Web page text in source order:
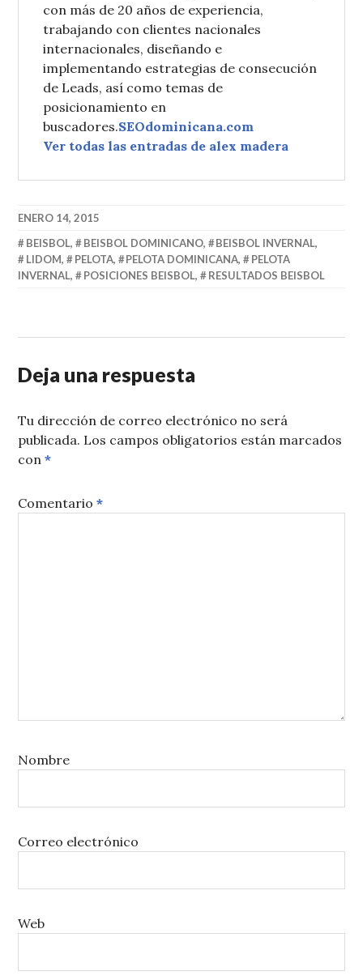
con más de 20 años de experiencia,
trabajando con clientes nacionales
internacionales, diseñando e
implementando estrategias de consecución
de Leads, así como temas de
posicionamiento en
buscadores.SEOdominicana.com
Ver todas las entradas de alex madera
ENERO 14, 2015
BEISBOL, BEISBOL DOMINICANO, BEISBOL INVERNAL,
LIDOM, PELOTA, PELOTA DOMINICANA,
PELOTA
INVERNAL, POSICIONES BEISBOL, RESULTADOS BEISBOL
Deja una respuesta
Tu dirección de correo electrónico no será
publicada. Los campos obligatorios están marcados
con*
Comentario*
Nombre
Correo electrónico
Web